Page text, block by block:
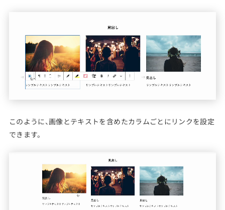
このように、画像とテキストを含めたカラムごとにリンクを設定
できます。